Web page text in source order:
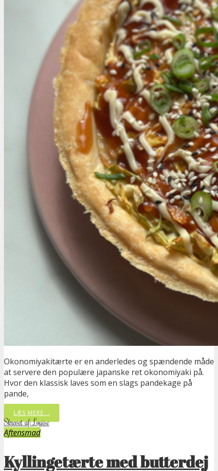
Okonomiyakitærte er en anderledes og spændende måde
at servere den populære japanske ret okonomiyaki på.
Hvor den klassisk laves som en slags pandekage på
pande,
LÆS MERE...
Skrevet af: Louise
Aftensmad
Kyllingetærte med butterdej